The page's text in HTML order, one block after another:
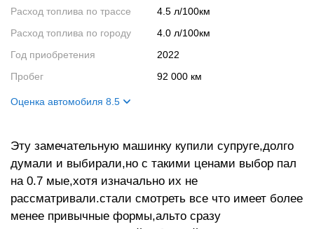
Расход топлива по трассе
4.5 л/100км
Расход топлива по городу
4.0 л/100км
Год приобретения
2022
Пробег
92 000 км
Оценка автомобиля 8.5
Салон
8
Двигатель
9
Ходовые качества
8
Эту замечательную машинку купили супруге,долго
думали и выбирали,но с такими ценами выбор пал
на 0.7 мые,хотя изначально их не
рассматривали.стали смотреть все что имеет более
менее привычные формы,альто сразу